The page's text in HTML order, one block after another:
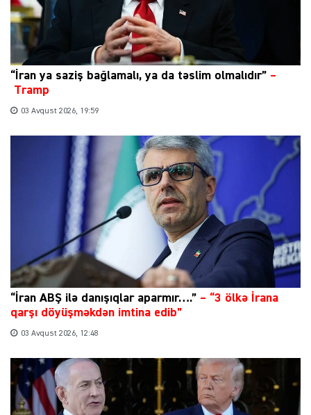
“İran ya saziş bağlamalı, ya da təslim olmalıdır” –
Tramp
03 Avqust 2026, 19:59
“İran ABŞ ilə danışıqlar aparmır….” – “3 ölkə İrana
qarşı döyüşməkdən imtina edib”
03 Avqust 2026, 12:48